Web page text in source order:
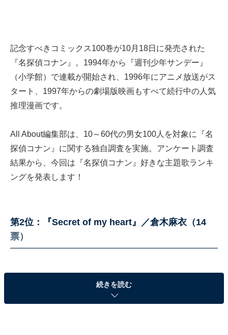
記念すべきコミックス100巻が10月18日に発売された
『名探偵コナン』。1994年から『週刊少年サンデー』
（小学館）で連載が開始され、1996年にアニメ放送がス
タート、1997年からの劇場版映画もすべて続行中の人気
推理漫画です。
All About編集部は、10～60代の男女100人を対象に『名
探偵コナン』に関する独自調査を実施。アンケート調査
結果から、今回は『名探偵コナン』好きな主題歌ランキ
ングを発表します！
第2位：『Secret of my heart』／倉木麻衣（14
票）
続きを読む